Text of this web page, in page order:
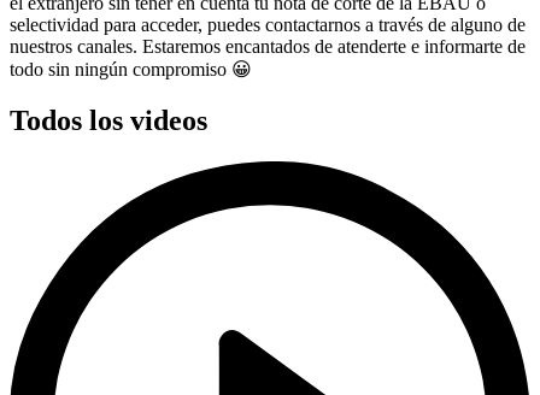
selectividad para acceder, puedes contactarnos a través de alguno de
nuestros canales. Estaremos encantados de atenderte e informarte de
todo sin ningún compromiso 😀
Todos los videos